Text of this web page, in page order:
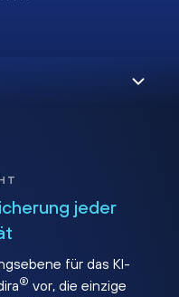
jeder
für das KI-
® vor, die einzige